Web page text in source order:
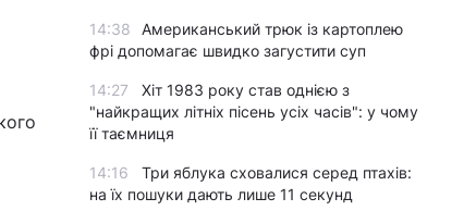
14:38
Американський трюк із картоплею
фрі допомагає швидко загустити суп
14:27
Хіт 1983 року став однією з
"найкращих літніх пісень усіх часів": у чому
її таємниця
14:16
Три яблука сховалися серед птахів:
на їх пошуки дають лише 11 секунд